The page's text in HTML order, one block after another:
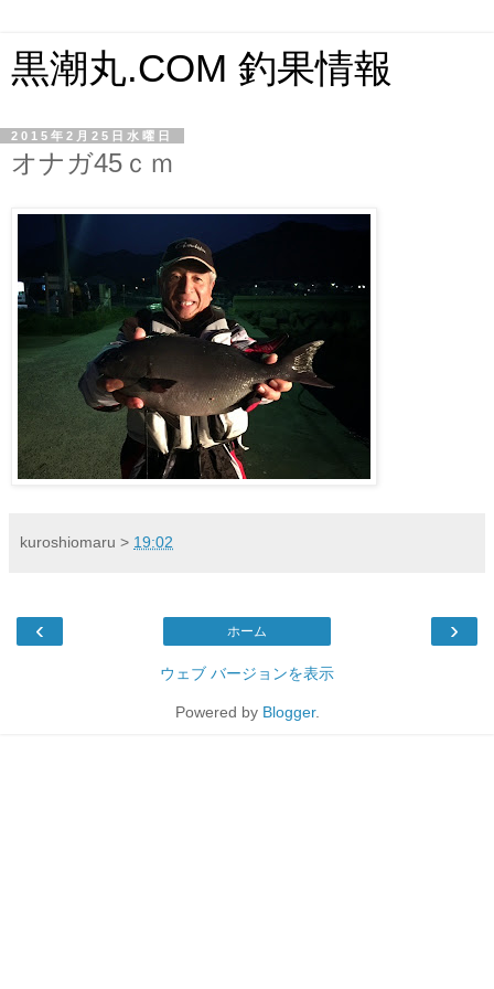
黒潮丸.COM 釣果情報
2015年2月25日水曜日
オナガ45ｃｍ
kuroshiomaru > 19:02
‹ ›
ホーム
ウェブ バージョンを表示
Powered by Blogger.